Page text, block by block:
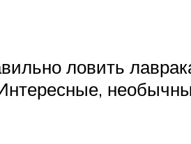
ловить